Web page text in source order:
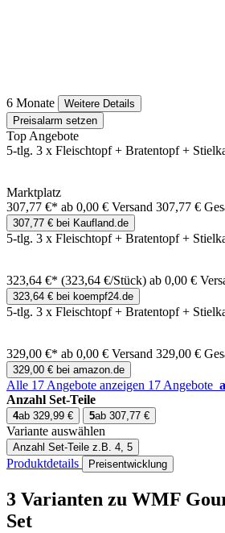
6 Monate
Weitere Details
Preisalarm setzen
Top Angebote
5-tlg. 3 x Fleischtopf + Bratentopf +
Marktplatz
307,77 €* ab 0,00 € Versand 307,77 €
307,77 € bei Kaufland.de
5-tlg. 3 x Fleischtopf + Bratentopf +
323,64 €* (323,64 €/Stück) ab 0,00 €
323,64 € bei koempf24.de
5-tlg. 3 x Fleischtopf + Bratentopf +
329,00 €* ab 0,00 € Versand 329,00 €
329,00 € bei amazon.de
Alle 17 Angebote anzeigen 17 Angebote
Anzahl Set-Teile
4ab 329,99 € 5ab 307,77 €
Variante auswählen
Anzahl Set-Teile z.B. 4, 5
Produktdetails Preisentwicklung
3 Varianten zu WMF
Set